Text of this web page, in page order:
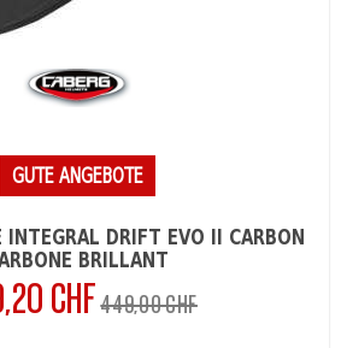
GUTE ANGEBOTE
INTÉGRAL DRIFT EVO II CARBON
BRILLANT
CHF Verkaufspreis
449,00 CHFPreis